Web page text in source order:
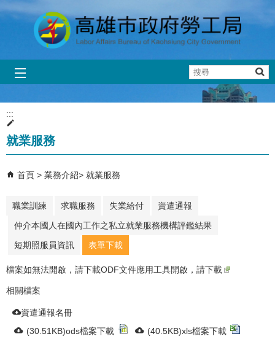
跳到主要內容區塊
搜
尋
:::
就業服務
首頁 業務介紹 就業服務
職業訓練 求職服務 失業給付
資遣通報
仲介本國人在國內工作之私立就業服務機構評鑑結果
短期照服員資訊
表單下載
檔案如無法開啟，請下載ODF文件應用工具開啟， 請下載
相關檔案
資遣通報名冊
(30.51KB)ods檔案下載
(40.5KB)xls檔案下載